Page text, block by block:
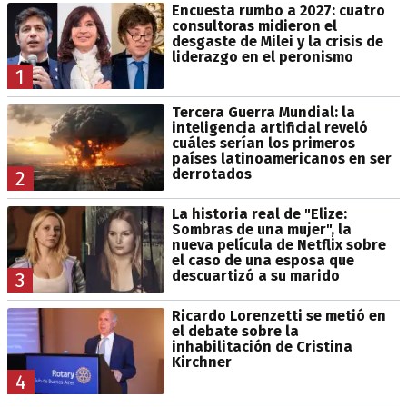
1
Encuesta rumbo a 2027: cuatro
consultoras midieron el
desgaste de Milei y la crisis de
liderazgo en el peronismo
2
Tercera Guerra Mundial: la
inteligencia artificial reveló
cuáles serían los primeros
países latinoamericanos en ser
derrotados
3
La historia real de "Elize:
Sombras de una mujer", la
nueva película de Netflix sobre
el caso de una esposa que
descuartizó a su marido
4
Ricardo Lorenzetti se metió en
el debate sobre la
inhabilitación de Cristina
Kirchner